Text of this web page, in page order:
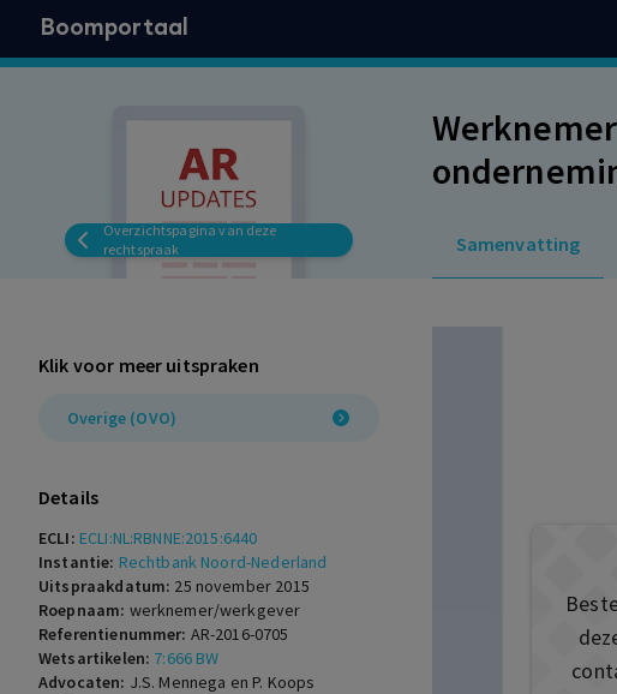
Boomportaal
Overzichtspagina van deze
rechtspraak
Samenvatting
Klik voor meer uitspraken
Overige (OVO)
Details
ECLI: ECLI:NL:RBNNE:2015:6440
Instantie: Rechtbank Noord-Nederland
Uitspraakdatum: 25 november 2015
Roepnaam: werknemer/werkgever
Referentienummer: AR-2016-0705
Wetsartikelen: 7:666 BW
Advocaten: J.S. Mennega en P. Koops